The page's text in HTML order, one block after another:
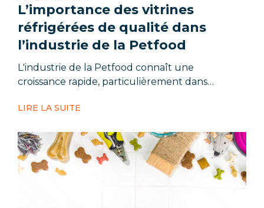
L’importance des vitrines
réfrigérées de qualité dans
l’industrie de la Petfood
L'industrie de la Petfood connaît une
croissance rapide, particulièrement dans…
LIRE LA SUITE